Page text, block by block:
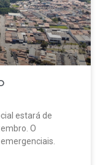
estará de
O